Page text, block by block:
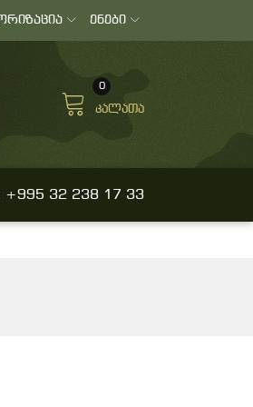
ენები
0
კალათა
32 238 17 33